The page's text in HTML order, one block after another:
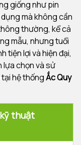
giống như pin
mà không cần
thường, kể cả
mẫu, nhưng tuổi
tiện lợi và hiện đại,
lựa chọn và sử
hệ thốngẮc Quy
kỹ thuật